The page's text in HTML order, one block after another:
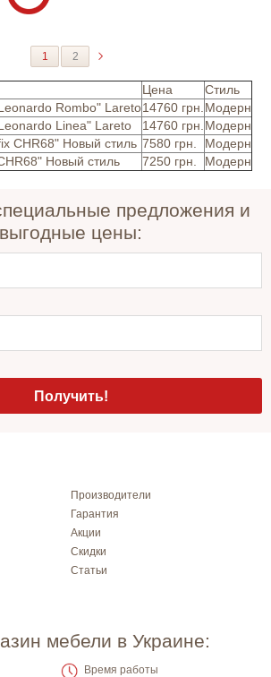
1 2
Цена
Стиль
Rombo" Lareto14760 грн. Модерн
Linea" Lareto
14760 грн. Модерн
CHR68" Новый стиль 7580 грн.
Модерн
Новый стиль
7250 грн. Модерн
предложения и
выгодные цены:
Производители
Гарантия
Акции
Скидки
Статьи
мебели в Украине:
Время работы